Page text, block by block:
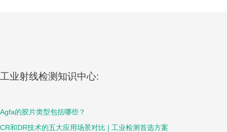
工业射线检测知识中心:
Agfa的胶片类型包括哪些？
CR和DR技术的五大应用场景对比 | 工业检测首选方案